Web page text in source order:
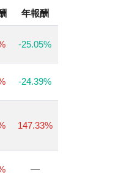
年報酬
-25.05%
-24.39%
147.33%
—